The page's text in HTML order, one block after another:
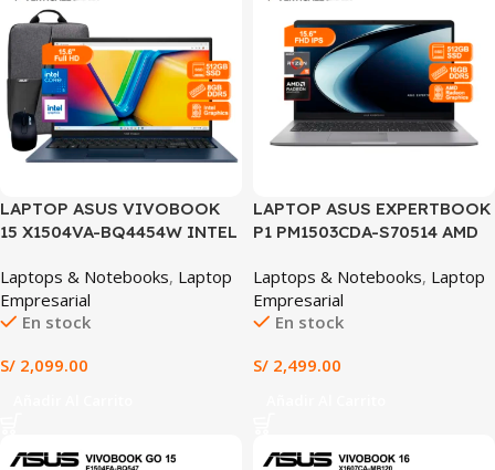
LAPTOP ASUS VIVOBOOK
15 X1504VA-BQ4454W INTEL
SSD INTEL GRAPHICS 15.6″
FHD WINDOWS 11 HOME +
MOCHILA Y MOUSE ASUS
Laptops & Notebooks, Laptop
Empresarial
En stock
S/ 2,099.00
LAPTOP ASUS EXPERTBOOK
P1 PM1503CDA-S70514 AMD
512GB SSD AMD RADEON
GRAPHICS 15.6″ FHD IPS
(PM1503CDA-S70514) +
Laptops & Notebooks, Laptop
Empresarial
En stock
S/ 2,499.00
SALE